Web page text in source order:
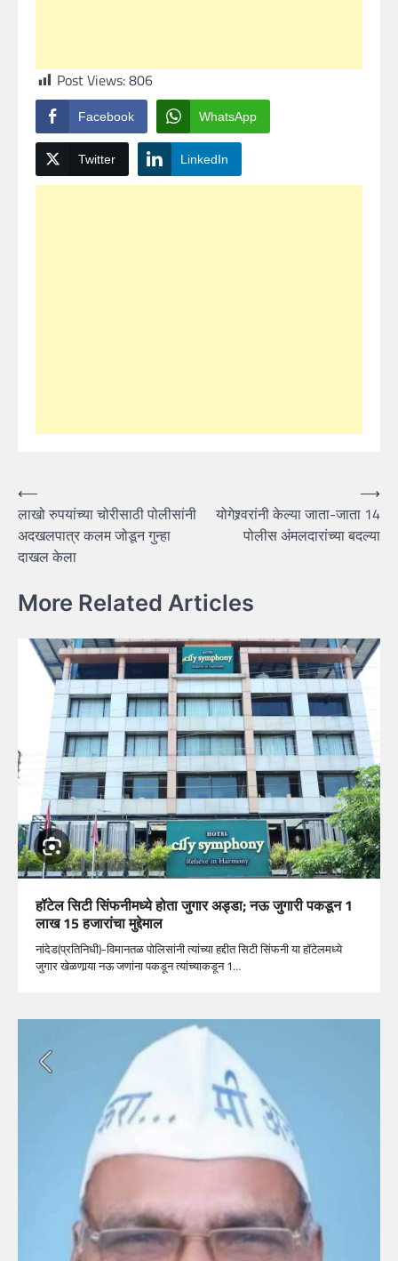
Post Views:806
Facebook WhatsApp
Twitter LinkedIn
Post
navigation
⟵
लाखो रुपयांच्या चोरीसाठी पोलीसांनी
अदखलपात्र कलम जोडून गुन्हा
दाखल केला
योगेश्र्वरांनी केल्या जाता-जाता 14
पोलीस अंमलदारांच्या बदल्या
⟶
More Related Articles
हॉटेल सिटी सिंफनीमध्ये होता जुगार अड्डा; नऊ जुगारी पकडून 1
लाख 15 हजारांचा मुद्देमाल
नांदेड(प्रतिनिधी)-विमानतळ पोलिसांनी त्यांच्या हद्दीत सिटी सिंफनी या हॉटेलमध्ये
जुगार खेळणार्‍या नऊ जणांना पकडून त्यांच्याकडून 1…